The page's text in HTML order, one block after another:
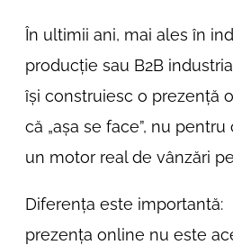
În ultimii ani, mai ales în
producție sau B2B
își construiesc o prezență
că „așa se face”, nu
un motor real de vânzări
Diferența este importantă:
prezența online nu este